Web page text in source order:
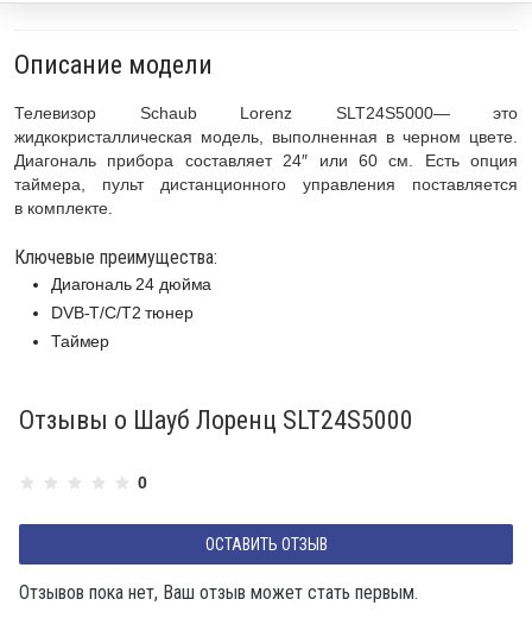
Описание модели
Телевизор Schaub Lorenz SLT24S5000— это
жидкокристаллическая модель, выполненная в черном цвете.
Диагональ прибора составляет 24″ или 60 см. Есть опция
таймера, пульт дистанционного управления поставляется
в комплекте.
Ключевые преимущества:
Диагональ 24 дюйма
DVB-T/C/T2 тюнер
Таймер
Отзывы о Шауб Лоренц SLT24S5000
ОСТАВИТЬ ОТЗЫВ
0
Отзывов пока нет, Ваш отзыв может стать первым.